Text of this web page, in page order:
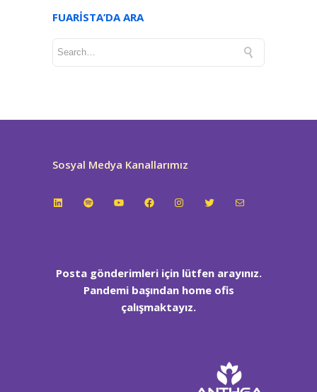
FUARISTA’DA ARA
Sosyal Medya Kanallarımız
LinkedInSpotifyYouTubeFacebookInstagramTwitterE-posta
Posta gönderimleri için lütfen arayınız.
Pandemi başından home ofis
çalışmaktayız.